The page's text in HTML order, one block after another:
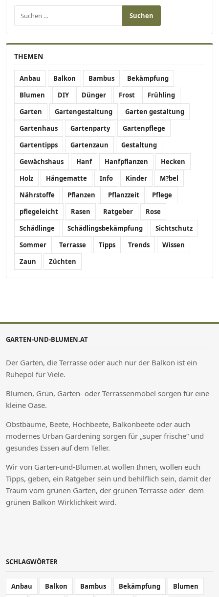
THEMEN
Anbau Balkon Bambus
Bekämpfung
Blumen
DIY Dünger Frost
Frühling
Garten
Gartengestaltung
Garten gestaltung
Gartenhaus
Gartenparty
Gartenpflege
Gartentipps
Gartenzaun
Gestaltung
Gewächshaus
Hanf Hanfpflanzen
Hecken
Holz
Hängematte Info Kinder
M?bel
Nährstoffe
Pflanzen Pflanzzeit
Pflege
pflegeleicht
Rasen Ratgeber
Rose
Schädlinge
Schädlingsbekämpfung
Sichtschutz
Sommer
Terrasse Tipps Trends
Wissen
Zaun
Züchten
GARTEN-UND-BLUMEN.AT
Der Garten, die Terrasse oder auch nur der Balkon ist ein
Ruhepol für Viele.
Blumen, Grün, Garten- oder Terrassenmöbel sorgen für eine
kleine Oase.
Obstbäume, Beete, Hochbeete, Balkonbeete oder auch
modernes Urban Gardening sorgen für „super frische“ und
gesundes Essen auf dem Teller.
Wir von Garten-und-Blumen.at wollen Ihnen, wollen euch
Tipps, geben, ein Ratgeber sein und behilflich sein, damit der
Traum vom grünen Garten, der grünen Terrasse oder dem
grünen Balkon Wirklichkeit wird.
SCHLAGWÖRTER
Anbau Balkon Bambus Bekämpfung
Blumen